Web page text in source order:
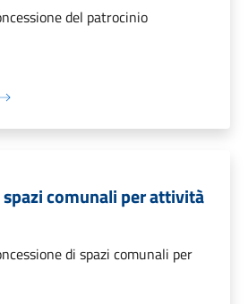
del patrocinio
spazi comunali per attività
di spazi comunali per